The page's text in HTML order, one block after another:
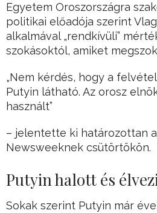
Egyetem Oroszországra
politikai előadója szerint
alkalmával „rendkívüli”
szokásoktól, amiket
„Nem kérdés, hogy a
Putyin látható. Az orosz
használt”
– jelentette ki határozottan
Newsweeknek csütörtökön.
Putyin halott és
Sokak szerint Putyin már